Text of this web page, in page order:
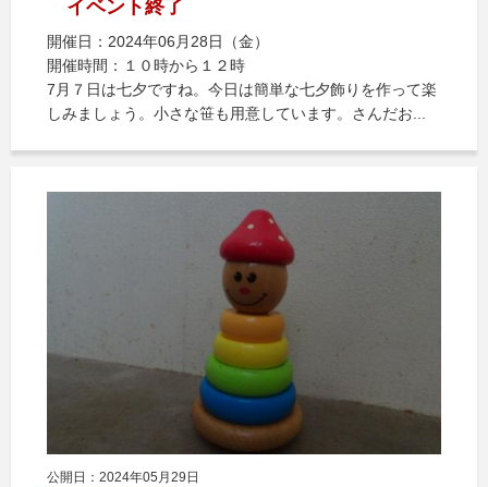
イベント終了
開催日：2024年06月28日（金）
開催時間：１０時から１２時
7月７日は七夕ですね。今日は簡単な七夕飾りを作って楽
しみましょう。小さな笹も用意しています。さんだお...
公開日：2024年05月29日